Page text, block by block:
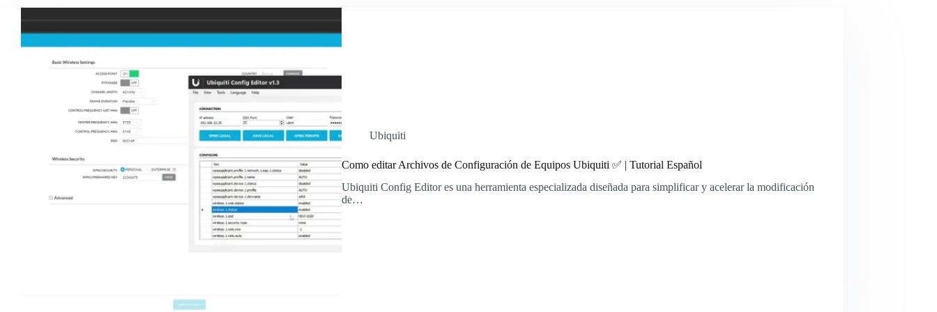
Ubiquiti
Como editar Archivos de Configuración de Equipos Ubiquiti ✅ | Tutorial Español
Ubiquiti Config Editor es una herramienta especializada diseñada para simplificar y acelerar la modificación
de…